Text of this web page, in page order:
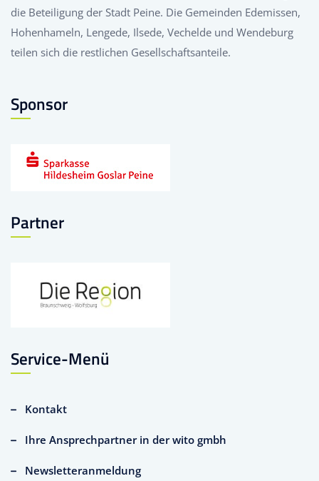
die Beteiligung der Stadt Peine. Die Gemeinden Edemissen,
Hohenhameln, Lengede, Ilsede, Vechelde und Wendeburg
teilen sich die restlichen Gesellschaftsanteile.
Sponsor
Partner
Service-Menü
Kontakt
Ihre Ansprechpartner in der wito gmbh
Newsletteranmeldung